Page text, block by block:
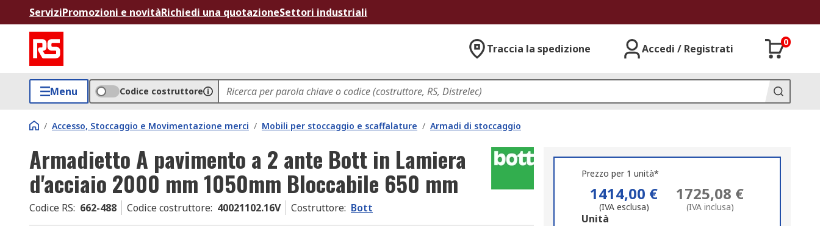
ServiziPromozioni e novitàRichiedi una quotazioneSettori industriali
Traccia la spedizione Accedi / Registrati
0
Menu Codice costruttore
/ Accesso, Stoccaggio e Movimentazione merci / Mobili per stoccaggio e scaffalature / Armadi di stoccaggio
Armadietto A pavimento a 2 ante Bott in Lamiera
d'acciaio 2000 mm 1050mm Bloccabile 650 mm
Codice RS: 662-488 Codice costruttore: 40021102.16V Costruttore: Bott
Prezzo per 1 unità*
1414,00 €
(IVA esclusa)
1725,08 €
(IVA inclusa)
Add
Unità